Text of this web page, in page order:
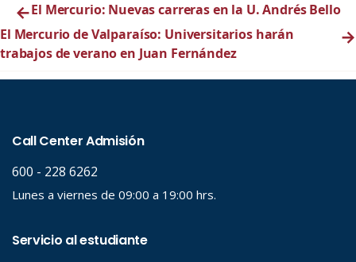
←El Mercurio: Nuevas carreras en la U. Andrés Bello
El Mercurio de Valparaíso: Universitarios harán
trabajos de verano en Juan Fernández
→